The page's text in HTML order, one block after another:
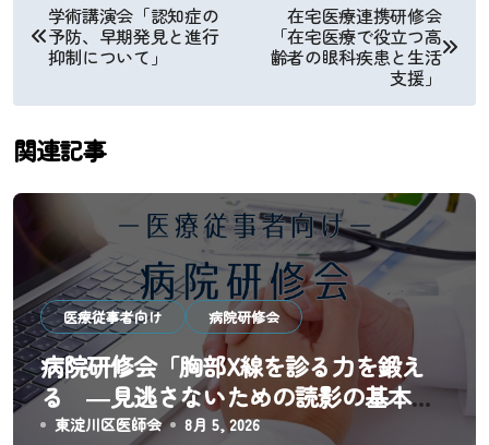
稿
ナ
ビ
ゲ
ー
シ
ョ
ン
学術講演会「認知症の
予防、早期発見と進行
抑制について」
在宅医療連携研修会
「在宅医療で役立つ高
齢者の眼科疾患と生活
支援」
関連記事
医療従事者向け 病院研修会
病院研修会「胸部X線を診る力を鍛え
る ―見逃さないための読影の基本と
実践―」
東淀川区医師会 8月 5, 2026